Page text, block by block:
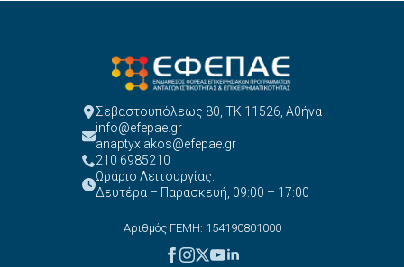
Σεβαστουπόλεως 80, ΤΚ 11526, Αθήνα
info@efepae.gr
anaptyxiakos@efepae.gr
210 6985210
Ωράριο Λειτουργίας:
Δευτέρα – Παρασκευή, 09:00 – 17:00
Αριθμός ΓΕΜΗ: 154190801000